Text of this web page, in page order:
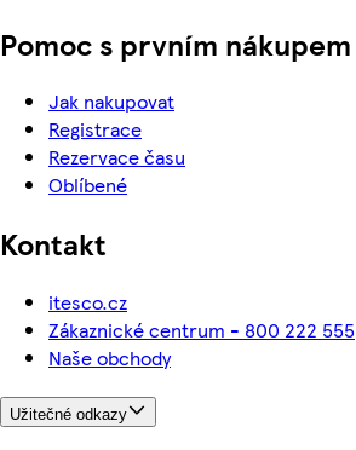
Pomoc s prvním nákupem
Jak nakupovat
Registrace
Rezervace času
Oblíbené
Kontakt
itesco.cz
Zákaznické centrum - 800 222 555
Naše obchody
Užitečné odkazy